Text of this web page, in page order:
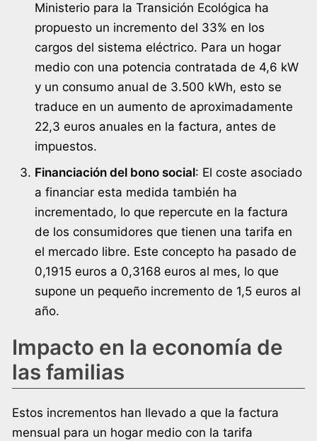
Ministerio para la Transición Ecológica ha
propuesto un incremento del 33% en los
cargos del sistema eléctrico. Para un hogar
medio con una potencia contratada de 4,6 kW
y un consumo anual de 3.500 kWh, esto se
traduce en un aumento de aproximadamente
22,3 euros anuales en la factura, antes de
impuestos.
Financiación del bono social: El coste asociado
a financiar esta medida también ha
incrementado, lo que repercute en la factura
de los consumidores que tienen una tarifa en
el mercado libre. Este concepto ha pasado de
0,1915 euros a 0,3168 euros al mes, lo que
supone un pequeño incremento de 1,5 euros al
año.
Impacto en la economía de
las familias
Estos incrementos han llevado a que la factura
mensual para un hogar medio con la tarifa